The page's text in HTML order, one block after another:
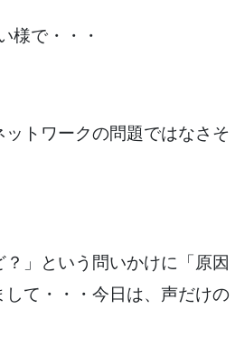
様で・・・
トワークの問題ではなさそ
」という問いかけに「原因
て・・・今日は、声だけの